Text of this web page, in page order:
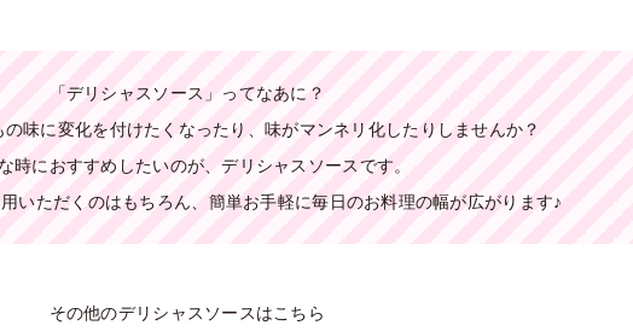
「デリシャスソース」ってなあに？
味に変化を付けたくなったり、味がマンネリ化したりしませんか？
時におすすめしたいのが、デリシャスソースです。
いただくのはもちろん、 簡単お手軽に毎日のお料理の幅が広がります♪
その他のデリシャスソースはこちら